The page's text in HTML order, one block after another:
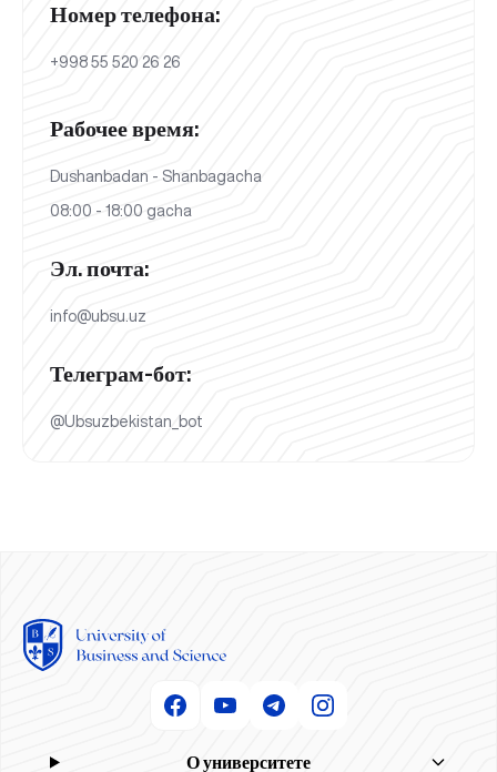
Номер телефона:
+998 55 520 26 26
Рабочее время:
Dushanbadan - Shanbagacha
08:00 - 18:00 gacha
Эл. почта:
info@ubsu.uz
Телеграм-бот:
@Ubsuzbekistan_bot
О университете